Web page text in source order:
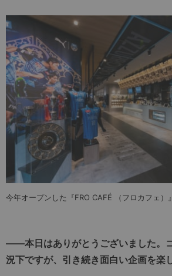
今年オープンした『FRO CAFÉ （フロカフェ）』
――本日はありがとうございました。
況下ですが、引き続き面白い企画を楽